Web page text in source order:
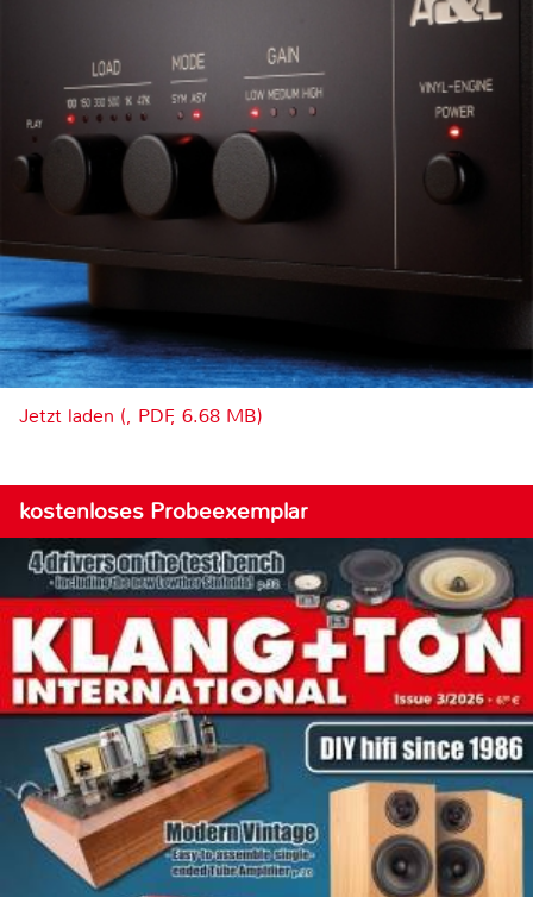
Jetzt laden (, PDF, 6.68 MB)
kostenloses Probeexemplar